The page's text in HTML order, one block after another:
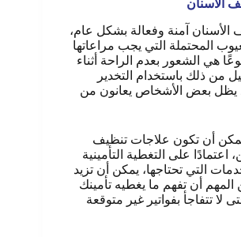
الأسنان
الأسنان آمنة وفعالة بشكل عام،
المحتملة التي يجب مراعاتها
هي الشعور بعدم الراحة أثناء
من ذلك باستخدام التخدير
يظل بعض الأشخاص يعانون من
يمكن أن تكون علاجات تنظيف
اعتمادًا على التغطية التأمينية
التي تحتاجها، يمكن أن تزيد
المهم أن تفهم ما يغطيه تأمينك
لا تتفاجأ بفواتير غير متوقعة